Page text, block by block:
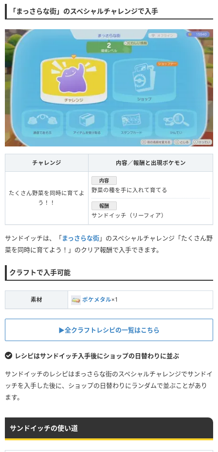
「まっさらな街」のスペシャルチャレンジで入手
チャレンジ 内容／報酬と出現ポケモン
たくさん野菜を同時に育てよ
う！！
内容
野菜の種を手に入れて育てる
報酬
サンドイッチ（リーフィア）
サンドイッチは、「まっさらな街」のスペシャルチャレンジ「たくさん野
菜を同時に育てよう！」のクリア報酬で入手できます。
クラフトで入手可能
素材 ポケメタル×1
▶︎全クラフトレシピの一覧はこちら
レシピはサンドイッチ入手後にショップの日替わりに並ぶ
サンドイッチのレシピはまっさらな街のスペシャルチャレンジでサンドイ
ッチを入手した後に、ショップの日替わりにランダムで並ぶことがあり
ます。
サンドイッチの使い道